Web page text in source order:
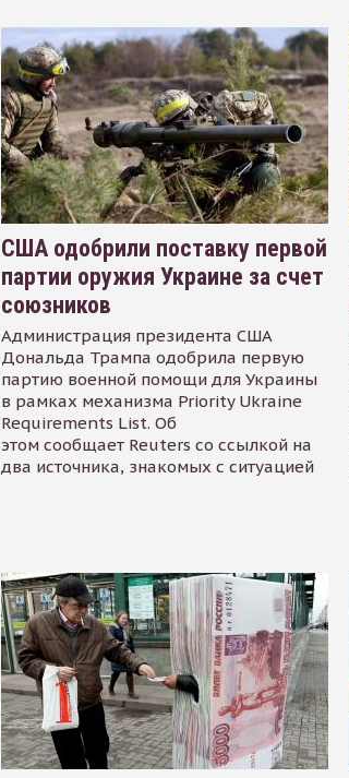
США одобрили поставку первой
партии оружия Украине за счет
союзников
Администрация президента США
Дональда Трампа одобрила первую
партию военной помощи для Украины
в рамках механизма Priority Ukraine
Requirements List. Об
этом сообщает Reuters со ссылкой на
два источника, знакомых с ситуацией